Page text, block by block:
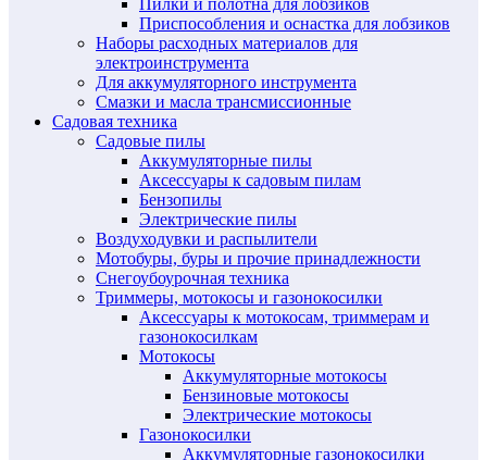
Приспособления и оснастка для лобзиков
Наборы расходных материалов для
электроинструмента
Для аккумуляторного инструмента
Смазки и масла трансмиссионные
Садовая техника
Садовые пилы
Аккумуляторные пилы
Аксессуары к садовым пилам
Бензопилы
Электрические пилы
Воздуходувки и распылители
Мотобуры, буры и прочие принадлежности
Снегоубоурочная техника
Триммеры, мотокосы и газонокосилки
Аксессуары к мотокосам, триммерам и
газонокосилкам
Мотокосы
Аккумуляторные мотокосы
Бензиновые мотокосы
Электрические мотокосы
Газонокосилки
Аккумуляторные газонокосилки